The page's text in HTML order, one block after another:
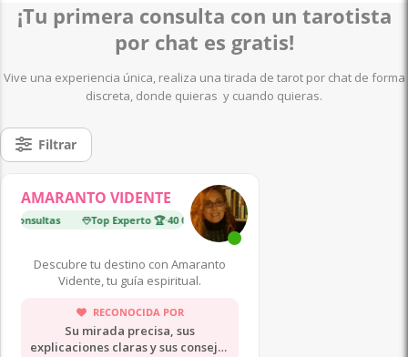
¡Tu primera consulta con un tarotista
por chat es gratis!
Vive una experiencia única, realiza una tirada de tarot por chat de forma
discreta, donde quieras y cuando quieras.
Filtrar
AMARANTO VIDENTE
consultas Top Experto 🏆·40 000 consultas
Descubre tu destino con Amaranto
Vidente, tu guía espiritual.
RECONOCIDA POR
Su mirada precisa, sus
explicaciones claras y sus consejos